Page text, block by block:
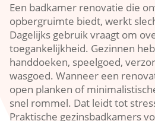
Een badkamer renovatie die
opbergruimte biedt, werkt
Dagelijks gebruik vraagt om
toegankelijkheid.​ Gezinnen
handdoeken, speelgoed,
wasgoed.​ Wanneer een
open planken of
snel rommel.​ Dat leidt tot
Praktische gezinsbadkamers